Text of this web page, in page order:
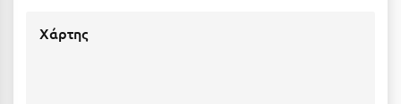
Καβάλα
Χάρτης